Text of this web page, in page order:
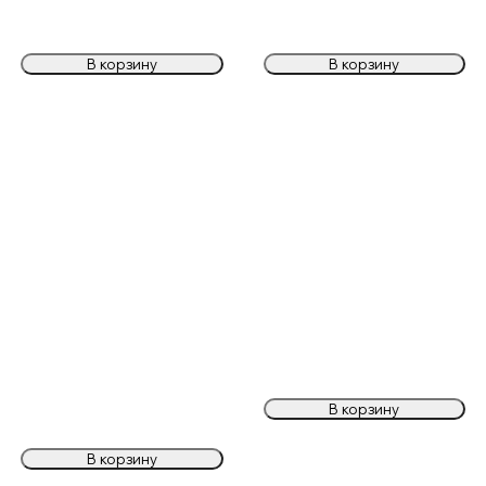
В корзину В корзину
В корзину
В корзину